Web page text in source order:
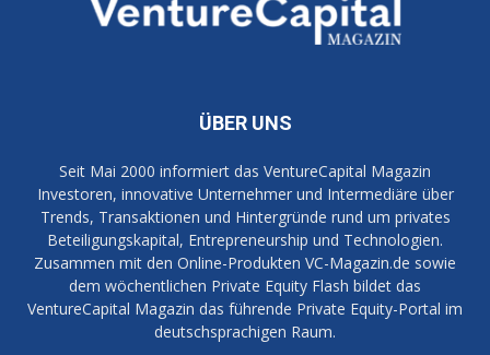
ÜBER UNS
Seit Mai 2000 informiert das VentureCapital Magazin
Investoren, innovative Unternehmer und Intermediäre über
Trends, Transaktionen und Hintergründe rund um privates
Beteiligungskapital, Entrepreneurship und Technologien.
Zusammen mit den Online-Produkten VC-Magazin.de sowie
dem wöchentlichen Private Equity Flash bildet das
VentureCapital Magazin das führende Private Equity-Portal im
deutschsprachigen Raum.